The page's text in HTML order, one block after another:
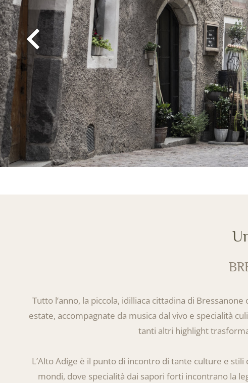
Tutto l’anno, la piccola, idilliaca cittadina di
estate, accompagnate da musica dal vivo e specialità
tanti altri highlight
L’Alto Adige è il punto di incontro di tante culture e
mondi, dove specialità dai sapori forti incontrano la